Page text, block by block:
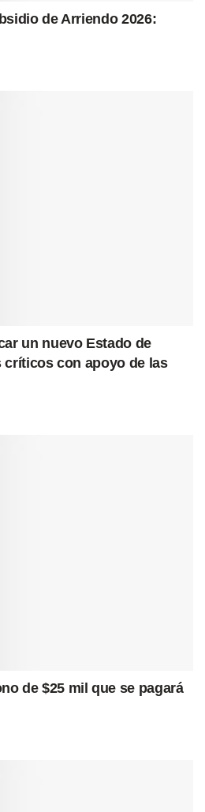
de Arriendo 2026:
un nuevo Estado de
críticos con apoyo de las
de $25 mil que se pagará